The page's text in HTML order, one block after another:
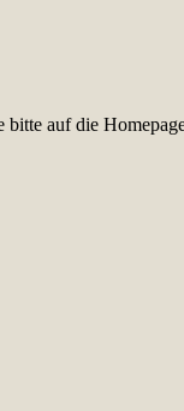
bitte auf die